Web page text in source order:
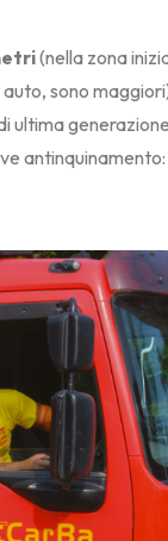
(nella zona
sono
ultima generazione